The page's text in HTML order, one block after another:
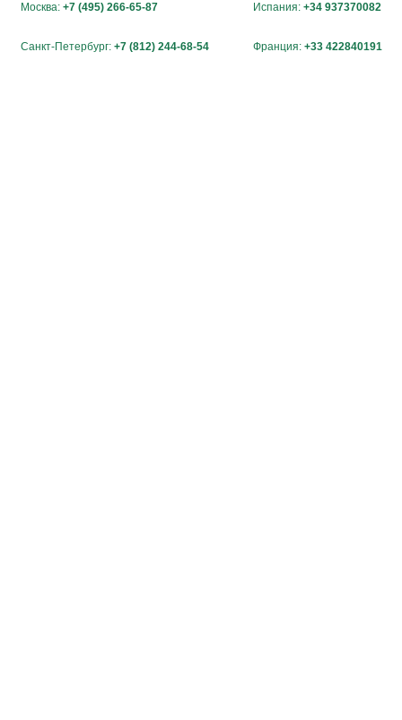
Москва: +7 (495) 266-65-87 Испания: +34 937370082
Санкт-Петербург: +7 (812) 244-68-54 Франция: +33 422840191